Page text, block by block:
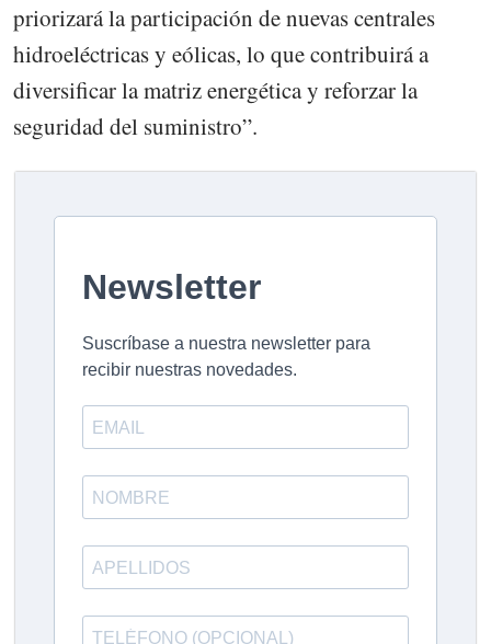
priorizará la participación de nuevas centrales
hidroeléctricas y eólicas, lo que contribuirá a
diversificar la matriz energética y reforzar la
seguridad del suministro”.